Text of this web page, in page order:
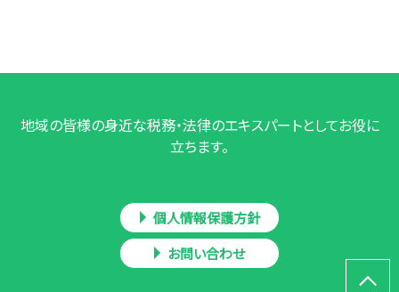
地域の皆様の身近な税務・法律のエキスパートとしてお役に
立ちます。
個人情報保護方針
お問い合わせ